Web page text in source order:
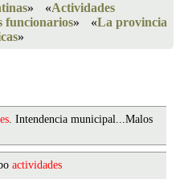
» «Actividades
funcionarios» «La provincia
»
. Intendencia municipal...Malos
actividades